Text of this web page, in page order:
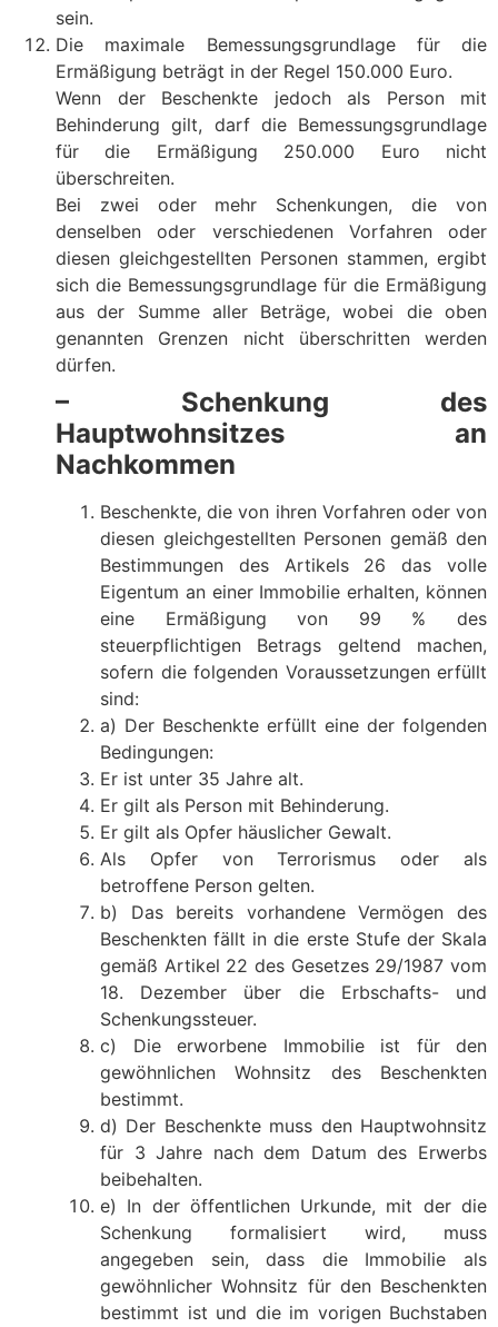
sein.
Die maximale Bemessungsgrundlage für die
Ermäßigung beträgt in der Regel 150.000 Euro.
Wenn der Beschenkte jedoch als Person mit
Behinderung gilt, darf die Bemessungsgrundlage
für die Ermäßigung 250.000 Euro nicht
überschreiten.
Bei zwei oder mehr Schenkungen, die von
denselben oder verschiedenen Vorfahren oder
diesen gleichgestellten Personen stammen, ergibt
sich die Bemessungsgrundlage für die Ermäßigung
aus der Summe aller Beträge, wobei die oben
genannten Grenzen nicht überschritten werden
dürfen.
– Schenkung des
Hauptwohnsitzes an
Nachkommen
Beschenkte, die von ihren Vorfahren oder von
diesen gleichgestellten Personen gemäß den
Bestimmungen des Artikels 26 das volle
Eigentum an einer Immobilie erhalten, können
eine Ermäßigung von 99 % des
steuerpflichtigen Betrags geltend machen,
sofern die folgenden Voraussetzungen erfüllt
sind:
a) Der Beschenkte erfüllt eine der folgenden
Bedingungen:
Er ist unter 35 Jahre alt.
Er gilt als Person mit Behinderung.
Er gilt als Opfer häuslicher Gewalt.
Als Opfer von Terrorismus oder als
betroffene Person gelten.
b) Das bereits vorhandene Vermögen des
Beschenkten fällt in die erste Stufe der Skala
gemäß Artikel 22 des Gesetzes 29/1987 vom
18. Dezember über die Erbschafts- und
Schenkungssteuer.
c) Die erworbene Immobilie ist für den
gewöhnlichen Wohnsitz des Beschenkten
bestimmt.
d) Der Beschenkte muss den Hauptwohnsitz
für 3 Jahre nach dem Datum des Erwerbs
beibehalten.
e) In der öffentlichen Urkunde, mit der die
Schenkung formalisiert wird, muss
angegeben sein, dass die Immobilie als
gewöhnlicher Wohnsitz für den Beschenkten
bestimmt ist und die im vorigen Buchstaben